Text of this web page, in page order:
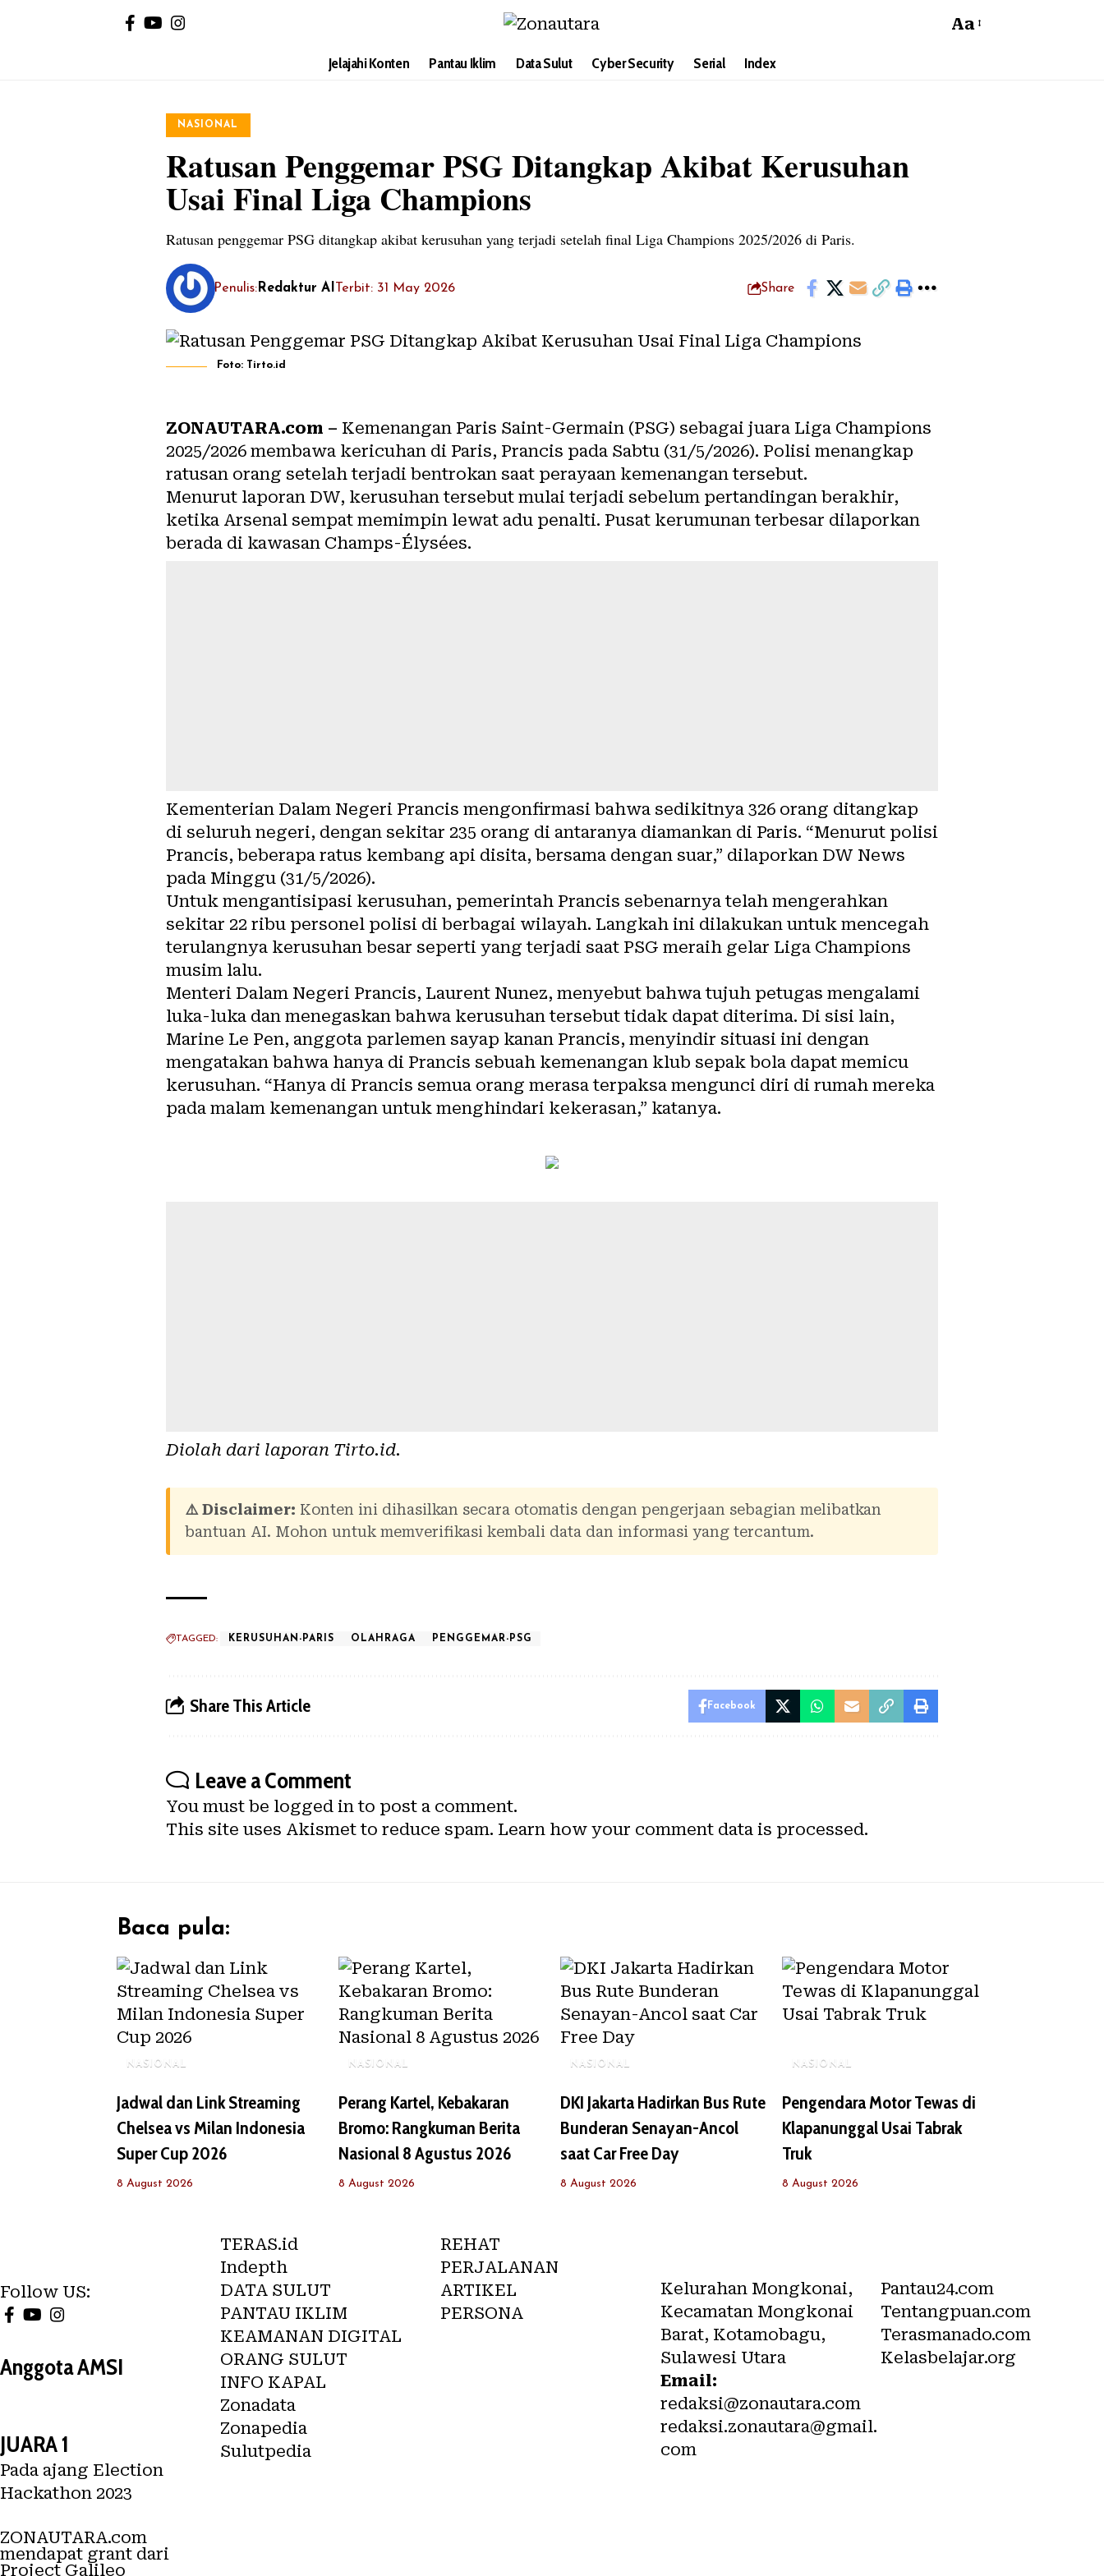
Aa
Jelajahi Konten Pantau Iklim Data Sulut Cyber Security Serial Index
NASIONAL
Ratusan Penggemar PSG Ditangkap Akibat Kerusuhan
Usai Final Liga Champions
Ratusan penggemar PSG ditangkap akibat kerusuhan yang terjadi setelah final Liga Champions 2025/2026 di Paris.
Penulis: Redaktur AI Terbit: 31 May 2026 Share
Foto: Tirto.id
ZONAUTARA.com – Kemenangan Paris Saint-Germain (PSG) sebagai juara Liga Champions
2025/2026 membawa kericuhan di Paris, Prancis pada Sabtu (31/5/2026). Polisi menangkap
ratusan orang setelah terjadi bentrokan saat perayaan kemenangan tersebut.
Menurut laporan DW, kerusuhan tersebut mulai terjadi sebelum pertandingan berakhir,
ketika Arsenal sempat memimpin lewat adu penalti. Pusat kerumunan terbesar dilaporkan
berada di kawasan Champs-Élysées.
Kementerian Dalam Negeri Prancis mengonfirmasi bahwa sedikitnya 326 orang ditangkap
di seluruh negeri, dengan sekitar 235 orang di antaranya diamankan di Paris. “Menurut polisi
Prancis, beberapa ratus kembang api disita, bersama dengan suar,” dilaporkan DW News
pada Minggu (31/5/2026).
Untuk mengantisipasi kerusuhan, pemerintah Prancis sebenarnya telah mengerahkan
sekitar 22 ribu personel polisi di berbagai wilayah. Langkah ini dilakukan untuk mencegah
terulangnya kerusuhan besar seperti yang terjadi saat PSG meraih gelar Liga Champions
musim lalu.
Menteri Dalam Negeri Prancis, Laurent Nunez, menyebut bahwa tujuh petugas mengalami
luka-luka dan menegaskan bahwa kerusuhan tersebut tidak dapat diterima. Di sisi lain,
Marine Le Pen, anggota parlemen sayap kanan Prancis, menyindir situasi ini dengan
mengatakan bahwa hanya di Prancis sebuah kemenangan klub sepak bola dapat memicu
kerusuhan. “Hanya di Prancis semua orang merasa terpaksa mengunci diri di rumah mereka
pada malam kemenangan untuk menghindari kekerasan,” katanya.
Diolah dari laporan Tirto.id.
⚠️ Disclaimer: Konten ini dihasilkan secara otomatis dengan pengerjaan sebagian melibatkan
bantuan AI. Mohon untuk memverifikasi kembali data dan informasi yang tercantum.
TAGGED: KERUSUHAN-PARIS OLAHRAGA PENGGEMAR-PSG
Share This Article Facebook
Leave a Comment
You must be logged in to post a comment.
This site uses Akismet to reduce spam. Learn how your comment data is processed.
Baca pula:
NASIONAL
Jadwal dan Link Streaming
Chelsea vs Milan Indonesia
Super Cup 2026
8 August 2026
NASIONAL
Perang Kartel, Kebakaran
Bromo: Rangkuman Berita
Nasional 8 Agustus 2026
8 August 2026
NASIONAL
DKI Jakarta Hadirkan Bus Rute
Bunderan Senayan-Ancol
saat Car Free Day
8 August 2026
NASIONAL
Pengendara Motor Tewas di
Klapanunggal Usai Tabrak
Truk
8 August 2026
Follow US:
Anggota AMSI
JUARA 1
Pada ajang Election
Hackathon 2023
ZONAUTARA.com
mendapat grant dari
Project Galileo
TERAS.id
Indepth
DATA SULUT
PANTAU IKLIM
KEAMANAN DIGITAL
ORANG SULUT
INFO KAPAL
Zonadata
Zonapedia
Sulutpedia
REHAT
PERJALANAN
ARTIKEL
PERSONA
Kelurahan Mongkonai,
Kecamatan Mongkonai
Barat, Kotamobagu,
Sulawesi Utara
Email:
redaksi@zonautara.com
redaksi.zonautara@gmail.
com
Pantau24.com
Tentangpuan.com
Terasmanado.com
Kelasbelajar.org